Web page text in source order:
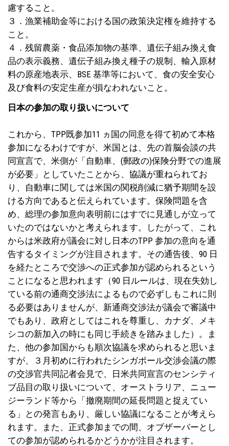
慮すること。
３．漁業補助金等における国の政策決定権を維持する
こと。
４．残留農薬・食品添加物の基準、遺伝子組み換え食
品の表示義務、遺伝子組み換え種子の規制、輸入原材
料の原産地表示、BSE 基準等において、食の安全安心
及び食料の安定生産が損なわれないこと。
日本の参加の取り扱いについて
これから、TPP既参加11 ヵ国の同意を得て初めて本格
参加になるわけですが、米国とは、先の首脳会談の共
同宣言で、米側が「自動車、(郵政の)保険分野での進展
が必要」としていたことから、協議が重ねられてお
り、自動車に関しては米国の関税削減に猶予期間を設
ける方向であると伝えられています。保険問題を含
め、総理の参加意向表明前にはすでに見通しが立って
いたのではないかと考えられます。したがって、これ
からは米政府が議会に対し日本のTPP 参加の意向を通
告するタイミングが注目されます。その通告後、90 日
を経たところで交渉への正式参加が認められるという
ことになると思われます（90 日ルールは、現在失効し
ている前の通商交渉法によるもので必ずしもこれに則
る必要はありませんが、新通商交渉法が議会で審議中
でもあり、政府としてはこれを尊重し、カナダ、メキ
シコの新加入の時にも同じ手続きを踏みました）。ま
た、他の参加国からも順次協議を求められると思いま
すが、３月初めに行われたシンガポール交渉会議の際
の交渉官共同記者会見で、日米共同宣言のセンシティ
ブ品目の取り扱いについて、オーストラリア、ニュー
ジーランド等から「撤廃期間の延長問題と捉えてい
る」との発言もあり、厳しい協議になることが考えら
れます。また、正式参加までの間、オブザーバーとし
ての参加が認められるかどうかが注目されます。